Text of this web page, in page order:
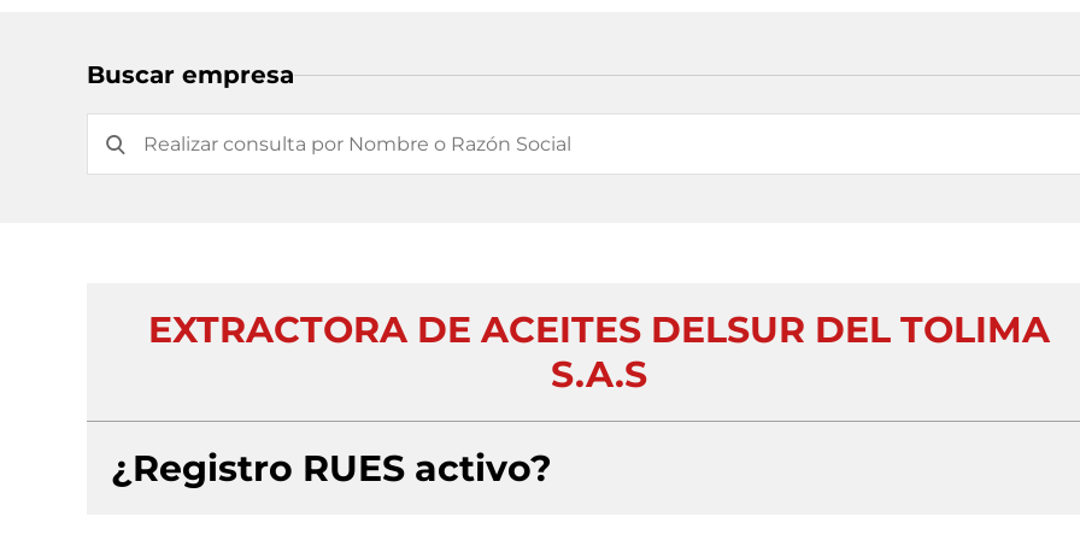
Buscar empresa
EXTRACTORA DE ACEITES DELSUR DEL TOLIMA
S.A.S
¿Registro RUES activo?